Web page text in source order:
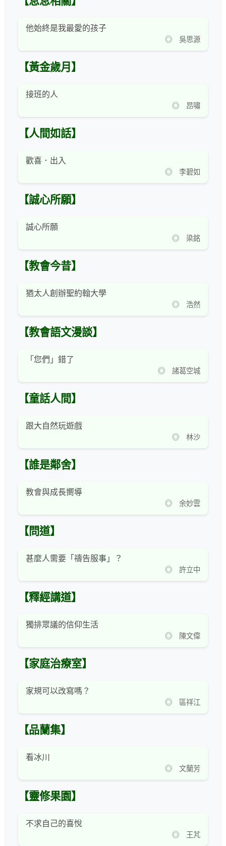
他始終是我最愛的孩子
◎ 吳思源
【黃金歲月】
接班的人
◎ 昂嘯
【人間如話】
歡喜．出入
◎ 李碧如
【誠心所願】
誠心所願
◎ 梁銘
【教會今昔】
猶太人創辦聖約翰大學
◎ 浩然
【教會語文漫談】
「您們」錯了
◎ 諸葛空城
【童話人間】
跟大自然玩遊戲
◎ 林沙
【誰是鄰舍】
教會與成長嚮導
◎ 余妙雲
【問道】
甚麼人需要「禱告服事」？
◎ 許立中
【釋經講道】
獨排眾議的信仰生活
◎ 陳文偉
【家庭治療室】
家規可以改寫嗎？
◎ 區祥江
【品蘭集】
看冰川
◎ 文蘭芳
【靈修果園】
不求自己的喜悅
◎ 王芃